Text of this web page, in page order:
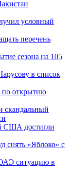
условный
перечень
сезона на 105
в список
по открытию
скандальный
США достигли
снять «Яблоко» с
ситуацию в